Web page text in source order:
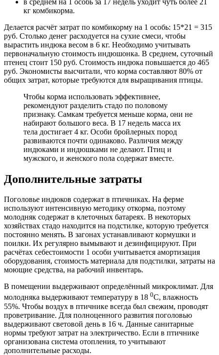
кг комбикорма.
Делается расчёт затрат по комбикорму на 1 особь: 15*21 = 315
руб. Столько денег расходуется на сухие смеси, чтобы
вырастить индюка весом в 6 кг. Необходимо учитывать
первоначальную стоимость индюшонка. В среднем, суточный
птенец стоит 150 руб. Стоимость индюка повышается до 465
руб. Экономисты высчитали, что корма составляют 80% от
общих затрат, которые требуются для выращивания птицы.
Чтобы корма использовать эффективнее,
рекомендуют разделить стадо по половому
признаку. Самкам требуется меньше корма, они не
набирают большого веса. В 17 недель масса их
тела достигает 4 кг. Особи бройлерных пород
развиваются почти одинаково. Различия между
индюками и индюшками не делают. Птиц и
мужского, и женского пола содержат вместе.
Дополнительные затраты
Поголовье индюков содержат в птичниках. На ферме
используют интенсивную методику откорма, поэтому
молодняк содержат в клеточных батареях. В некоторых
хозяйствах стадо находится на подстилке, которую требуется
постоянно менять. В загонах устанавливают кормушки и
поилки. Их регулярно вымывают и дезинфицируют. При
расчётах себестоимости 1 особи учитывается амортизация
оборудования, стоимость материала для подстилки, затраты на
моющие средства, на рабочий инвентарь.
В помещении выдерживают определённый микроклимат. Для
молодняка выдерживают температуру в 18 0С, влажность
55%. Чтобы воздух в птичнике всегда был свежим, проводят
проветривание. Для полноценного развития поголовью
выдерживают световой день в 16 ч. Данные санитарные
нормы требуют затрат на электричество. Если в птичнике
организована система отопления, то учитывают
дополнительные расходы.